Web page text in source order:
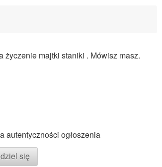
majtki staniki . Mówisz masz.
autentyczności ogłoszenia
się